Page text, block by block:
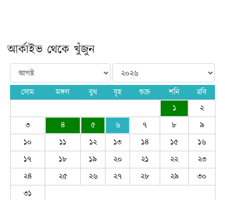
আর্কাইভ থেকে খুঁজুন
সোম মঙ্গল বুধ বৃহ শুক্র শনি
রবি
১
২
৩
৪ ৫ ৬ ৭ ৮
৯
১০
১১ ১২ ১৩ ১৪ ১৫
১৬
১৭
১৮ ১৯ ২০ ২১ ২২
২৩
২৪
২৫ ২৬ ২৭ ২৮ ২৯
৩০
৩১